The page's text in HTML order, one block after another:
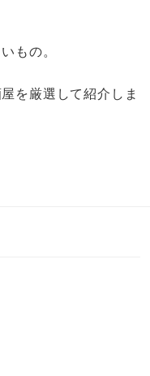
もの。
を厳選して紹介しま